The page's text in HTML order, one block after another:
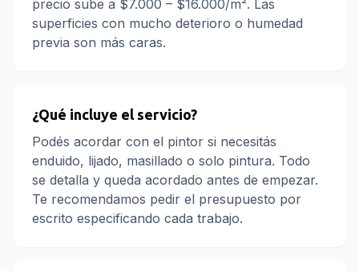
precio sube a $7.000 – $16.000/m². Las
superficies con mucho deterioro o humedad
previa son más caras.
¿Qué incluye el servicio?
Podés acordar con el pintor si necesitás
enduido, lijado, masillado o solo pintura. Todo
se detalla y queda acordado antes de empezar.
Te recomendamos pedir el presupuesto por
escrito especificando cada trabajo.